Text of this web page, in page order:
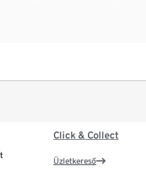
Click & Collect
Üzletkereső